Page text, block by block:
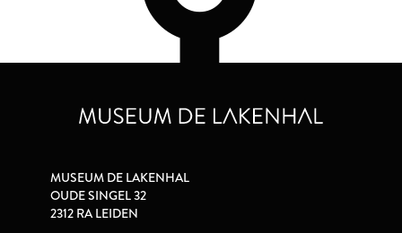
MUSEUM DE LAKENHAL
OUDE SINGEL 32
2312 RA LEIDEN